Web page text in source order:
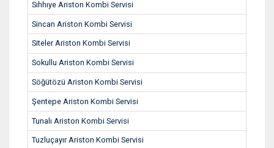
Sıhhıye Ariston Kombi Servisi
Sincan Ariston Kombi Servisi
Siteler Ariston Kombi Servisi
Sokullu Ariston Kombi Servisi
Söğütözü Ariston Kombi Servisi
Şentepe Ariston Kombi Servisi
Tunalı Ariston Kombi Servisi
Tuzluçayır Ariston Kombi Servisi